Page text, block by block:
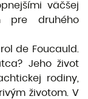
väčšej
pre druhého
de Foucauld.
Jeho život
rodiny,
životom. V